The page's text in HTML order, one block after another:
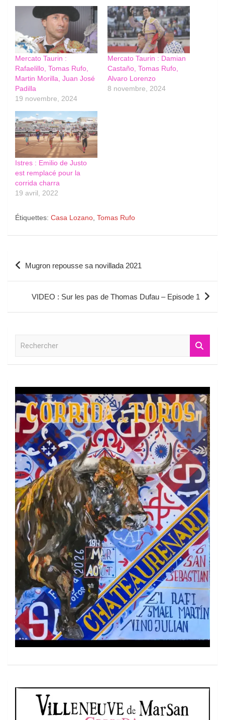
Mercato Taurin :
Rafaelillo, Tomas Rufo,
Martin Morilla, Juan José
Padilla
19 novembre, 2024
Mercato Taurin : Damian
Castaño, Tomas Rufo,
Alvaro Lorenzo
8 novembre, 2024
Istres : Emilio de Justo
est remplacé pour la
corrida charra
19 avril, 2022
Étiquettes: Casa Lozano, Tomas Rufo
Navigation
Mugron repousse sa novillada 2021
VIDEO : Sur les pas de Thomas Dufau – Episode 1
r
c
h
e
r